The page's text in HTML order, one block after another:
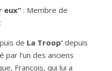
eux”: Membre de
de La Troop’ depuis
par l’un des anciens
François, qui lui a